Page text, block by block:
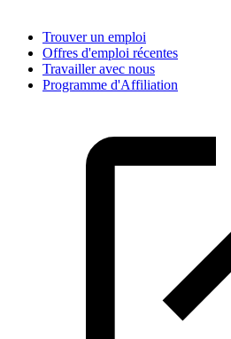
Trouver un emploi
Offres d'emploi récentes
Travailler avec nous
Programme d'Affiliation